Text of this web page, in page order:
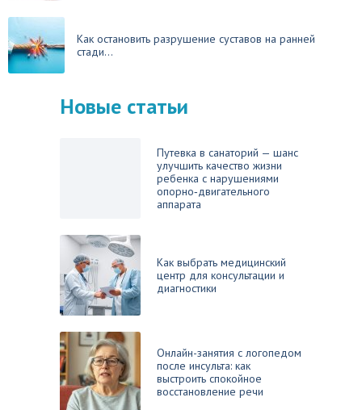
Как остановить разрушение суставов на ранней
стади...
Новые статьи
Путевка в санаторий — шанс
улучшить качество жизни
ребенка с нарушениями
опорно‑двигательного
аппарата
Как выбрать медицинский
центр для консультации и
диагностики
Онлайн-занятия с логопедом
после инсульта: как
выстроить спокойное
восстановление речи